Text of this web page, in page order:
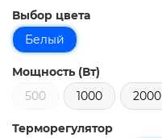
Выбор цвета
Белый
Мощность (Вт)
500
1000 2000
Терморегулятор